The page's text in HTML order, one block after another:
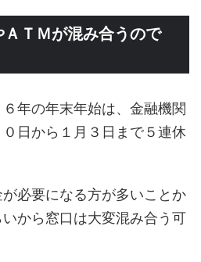
ＴＭが混み合うので
年の年末年始は、金融機関
日から１月３日まで５連休
必要になる方が多いことか
から窓口は大変混み合う可